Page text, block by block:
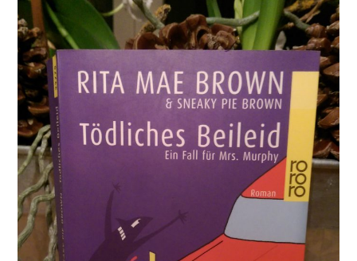
Pie
Brown
–
Herz
Dame
sticht